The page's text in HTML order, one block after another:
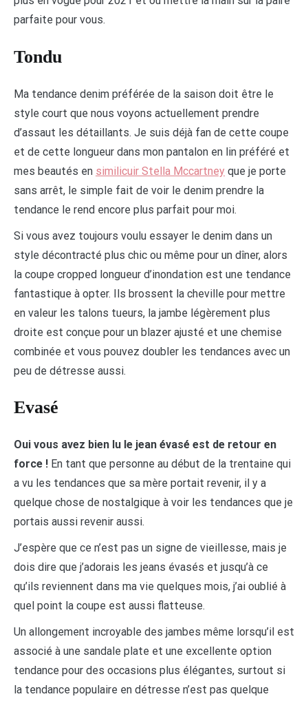
parfaite pour vous.
Tondu
Ma tendance denim préférée de la saison doit être le
style court que nous voyons actuellement prendre
d’assaut les détaillants. Je suis déjà fan de cette coupe
et de cette longueur dans mon pantalon en lin préféré et
mes beautés en similicuir Stella Mccartney que je porte
sans arrêt, le simple fait de voir le denim prendre la
tendance le rend encore plus parfait pour moi.
Si vous avez toujours voulu essayer le denim dans un
style décontracté plus chic ou même pour un dîner, alors
la coupe cropped longueur d’inondation est une tendance
fantastique à opter. Ils brossent la cheville pour mettre
en valeur les talons tueurs, la jambe légèrement plus
droite est conçue pour un blazer ajusté et une chemise
combinée et vous pouvez doubler les tendances avec un
peu de détresse aussi.
Evasé
Oui vous avez bien lu le jean évasé est de retour en
force ! En tant que personne au début de la trentaine qui
a vu les tendances que sa mère portait revenir, il y a
quelque chose de nostalgique à voir les tendances que je
portais aussi revenir aussi.
J’espère que ce n’est pas un signe de vieillesse, mais je
dois dire que j’adorais les jeans évasés et jusqu’à ce
qu’ils reviennent dans ma vie quelques mois, j’ai oublié à
quel point la coupe est aussi flatteuse.
Un allongement incroyable des jambes même lorsqu’il est
associé à une sandale plate et une excellente option
tendance pour des occasions plus élégantes, surtout si
la tendance populaire en détresse n’est pas quelque